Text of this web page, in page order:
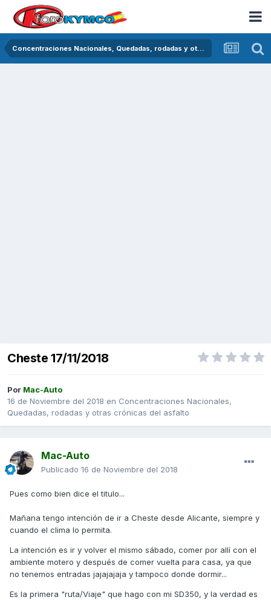
Concentraciones Nacionales, Quedadas, rodadas y otras crónicas del asfalto
Cheste 17/11/2018
Por Mac-Auto
16 de Noviembre del 2018 en Concentraciones Nacionales,
Quedadas, rodadas y otras crónicas del asfalto
Mac-Auto
Publicado 16 de Noviembre del 2018
Pues como bien dice el titulo...
Mañana tengo intención de ir a Cheste desde Alicante, siempre y
cuando el clima lo permita.
La intención es ir y volver el mismo sábado, comer por allí con el
ambiente motero y después de comer vuelta para casa, ya que
no tenemos entradas jajajajaja y tampoco donde dormir...
Es la primera "ruta/Viaje" que hago con mi SD350, y la verdad es